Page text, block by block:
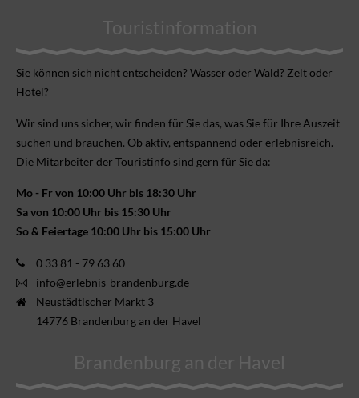
Touristinformation
Sie können sich nicht ent­scheiden? Wasser oder Wald? Zelt oder
Hotel?
Wir sind uns sicher, wir finden für Sie das, was Sie für Ihre Aus­zeit
suchen und brauchen. Ob aktiv, ent­spannend oder erlebnis­reich.
Die Mitarbeiter der Touristinfo sind gern für Sie da:
Mo - Fr von 10:00 Uhr bis 18:30 Uhr
Sa von 10:00 Uhr bis 15:30 Uhr
So & Feiertage 10:00 Uhr bis 15:00 Uhr
0 33 81 - 79 63 60
info@erlebnis-brandenburg.de
Neustädtischer Markt 3
14776 Brandenburg an der Havel
Brandenburg an der Havel